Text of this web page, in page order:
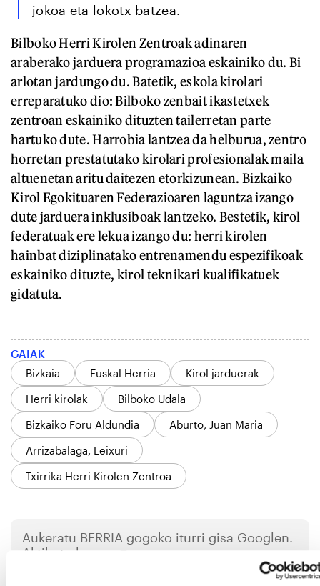
jokoa eta lokotx batzea.
Bilboko Herri Kirolen Zentroak adinaren
araberako jarduera programazioa eskainiko du. Bi
arlotan jardungo du. Batetik, eskola kirolari
erreparatuko dio: Bilboko zenbait ikastetxek
zentroan eskainiko dituzten tailerretan parte
hartuko dute. Harrobia lantzea da helburua, zentro
horretan prestatutako kirolari profesionalak maila
altuenetan aritu daitezen etorkizunean. Bizkaiko
Kirol Egokituaren Federazioaren laguntza izango
dute jarduera inklusiboak lantzeko. Bestetik, kirol
federatuak ere lekua izango du: herri kirolen
hainbat diziplinatako entrenamendu espezifikoak
eskainiko dituzte, kirol teknikari kualifikatuek
gidatuta.
GAIAK
Bizkaia
Euskal Herria
Kirol jarduerak
Herri kirolak
Bilboko Udala
Bizkaiko Foru Aldundia
Aburto, Juan Maria
Arrizabalaga, Leixuri
Txirrika Herri Kirolen Zentroa
Aukeratu BERRIA gogoko iturri gisa Googlen.
Aktibatu hemen